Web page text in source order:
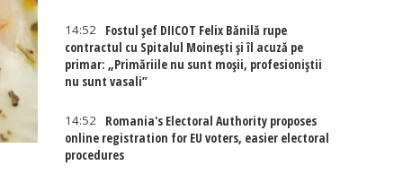
14:52
Fostul șef DIICOT Felix Bănilă rupe
contractul cu Spitalul Moinești și îl acuză pe
primar: „Primăriile nu sunt moșii, profesioniștii
nu sunt vasali”
14:52
Romania's Electoral Authority proposes
online registration for EU voters, easier electoral
procedures